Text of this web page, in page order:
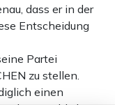
dass er in der
Entscheidung
Partei
zu stellen.
einen